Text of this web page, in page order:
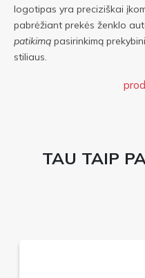
logotipas yra preciziškai
pabrėžiant prekės ženklo
patikimą pasirinkimą
stiliaus.
TAU TAIP